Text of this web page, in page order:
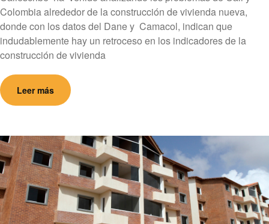
Colombia alrededor de la construcción de vivienda nueva,
donde con los datos del Dane y Camacol, indican que
indudablemente hay un retroceso en los indicadores de la
construcción de vivienda
Leer más